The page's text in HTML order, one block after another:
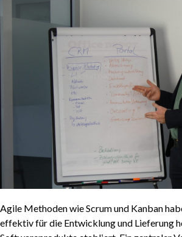
Agile Methoden wie Scrum und Kanban
effektiv für die Entwicklung und Lieferung